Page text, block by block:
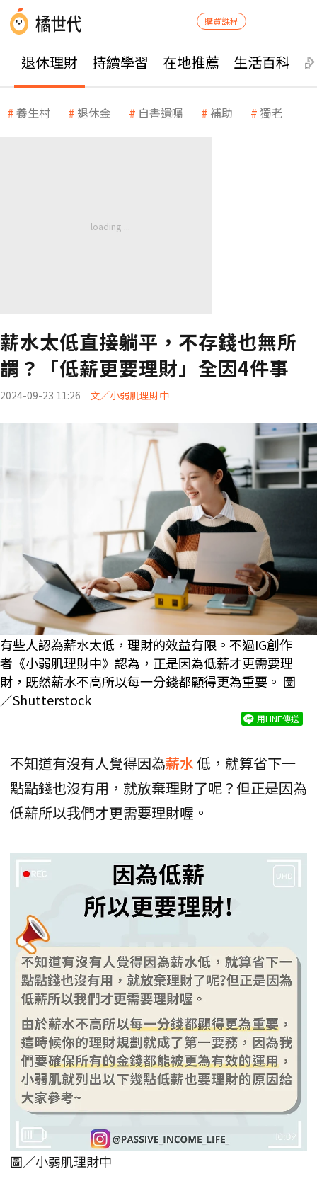
購買課程
退休理財 持續學習 在地推薦 生活百科
養生村 退休金 自書遺囑 補助 獨老
薪水太低直接躺平，不存錢也無所
謂？「低薪更要理財」全因4件事
2024-09-23 11:26 文／小弱肌理財中
有些人認為薪水太低，理財的效益有限。不過IG創作
者《小弱肌理財中》認為，正是因為低薪才更需要理
財，既然薪水不高所以每一分錢都顯得更為重要。 圖
／Shutterstock
用LINE傳送
不知道有沒有人覺得因為薪水低，就算省下一
點點錢也沒有用，就放棄理財了呢？但正是因為
低薪所以我們才更需要理財喔。
圖／小弱肌理財中